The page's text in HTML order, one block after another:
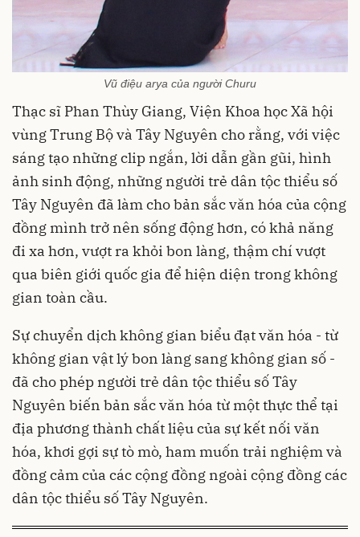
Vũ điệu arya của người Churu
Thạc sĩ Phan Thùy Giang, Viện Khoa học Xã hội
vùng Trung Bộ và Tây Nguyên cho rằng, với việc
sáng tạo những clip ngắn, lời dẫn gần gũi, hình
ảnh sinh động, những người trẻ dân tộc thiểu số
Tây Nguyên đã làm cho bản sắc văn hóa của cộng
đồng mình trở nên sống động hơn, có khả năng
đi xa hơn, vượt ra khỏi bon làng, thậm chí vượt
qua biên giới quốc gia để hiện diện trong không
gian toàn cầu.
Sự chuyển dịch không gian biểu đạt văn hóa - từ
không gian vật lý bon làng sang không gian số -
đã cho phép người trẻ dân tộc thiểu số Tây
Nguyên biến bản sắc văn hóa từ một thực thể tại
địa phương thành chất liệu của sự kết nối văn
hóa, khơi gợi sự tò mò, ham muốn trải nghiệm và
đồng cảm của các cộng đồng ngoài cộng đồng các
dân tộc thiểu số Tây Nguyên.